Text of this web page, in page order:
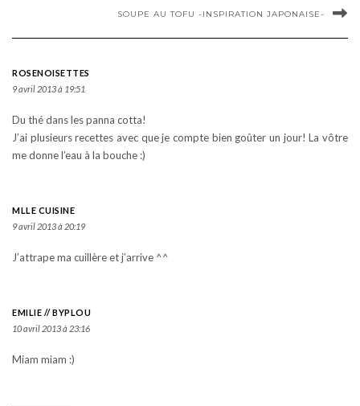
SOUPE AU TOFU -INSPIRATION JAPONAISE-
ROSENOISETTES
9 avril 2013 à 19:51
Du thé dans les panna cotta!
J’ai plusieurs recettes avec que je compte bien goûter un jour! La vôtre
me donne l’eau à la bouche :)
MLLE CUISINE
9 avril 2013 à 20:19
J’attrape ma cuillère et j’arrive ^^
EMILIE // BYPLOU
10 avril 2013 à 23:16
Miam miam :)